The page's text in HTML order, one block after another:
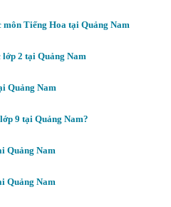
Tiếng Hoa tại Quảng Nam
lớp 2 tại Quảng Nam
Quảng Nam
9 tại Quảng Nam?
Quảng Nam
Quảng Nam